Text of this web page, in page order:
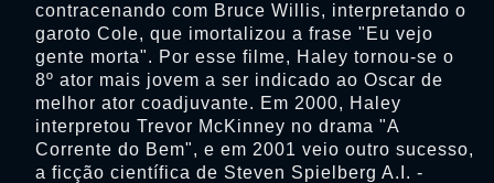
contracenando com Bruce Willis, interpretando o
garoto Cole, que imortalizou a frase "Eu vejo
gente morta". Por esse filme, Haley tornou-se o
8º ator mais jovem a ser indicado ao Oscar de
melhor ator coadjuvante. Em 2000, Haley
interpretou Trevor McKinney no drama "A
Corrente do Bem", e em 2001 veio outro sucesso,
a ficção científica de Steven Spielberg A.I. -